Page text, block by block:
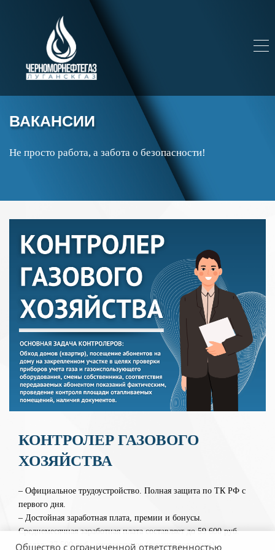
ВАКАНСИИ
Не просто работа, а забота о безопасности!
КОНТРОЛЕР ГАЗОВОГО
ХОЗЯЙСТВА
– Официальное трудоустройство. Полная защита по ТК РФ с
первого дня.
– Достойная заработная плата, премии и бонусы.
Среднемесячная заработная плата составляет до 59 600 руб.
(Оклад: 37 500 руб., ежемесячное (гарантированное)
Общество с ограниченной ответственностью